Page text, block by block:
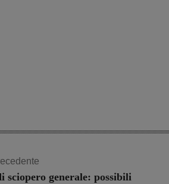
sciopero generale: possibili